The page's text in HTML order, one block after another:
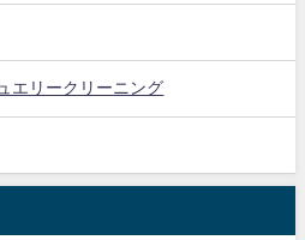
エリークリーニング